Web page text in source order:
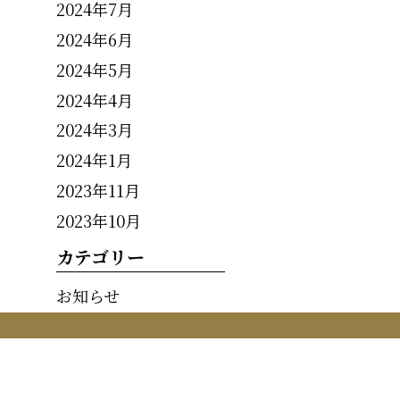
2024年7月
2024年6月
2024年5月
2024年4月
2024年3月
2024年1月
2023年11月
2023年10月
カテゴリー
お知らせ